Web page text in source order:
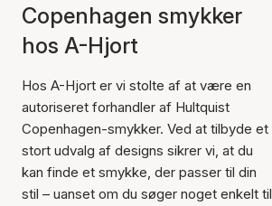
Copenhagen smykker
hos A-Hjort
Hos A-Hjort er vi stolte af at være en
autoriseret forhandler af Hultquist
Copenhagen-smykker. Ved at tilbyde et
stort udvalg af designs sikrer vi, at du
kan finde et smykke, der passer til din
stil – uanset om du søger noget enkelt til